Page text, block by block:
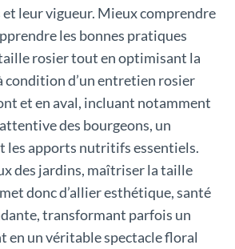
et leur vigueur. Mieux comprendre
les bonnes pratiques
rosier tout en optimisant la
condition d’un entretien rosier
et en aval, incluant notamment
des bourgeons, un
les apports nutritifs essentiels.
des jardins, maîtriser la taille
donc d’allier esthétique, santé
transformant parfois un
en un véritable spectacle floral